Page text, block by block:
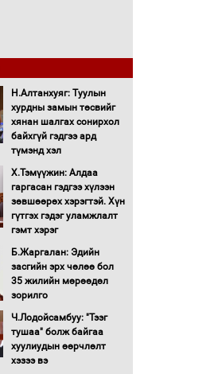
Н.Алтанхуяг: Туулын
хурдны замын төсвийг
хянан шалгах сонирхол
байхгүй гэдгээ ард
түмэнд хэл
Х.Тэмүүжин: Алдаа
гаргасан гэдгээ хүлээн
зөвшөөрөх хэрэгтэй. Хүн
гүтгэх гэдэг уламжлалт
гэмт хэрэг
Б.Жаргалан: Эдийн
засгийн эрх чөлөө бол
35 жилийн мөрөөдөл
зорилго
Ч.Лодойсамбуу: "Тээг
тушаа" болж байгаа
хуулиудын өөрчлөлт
хэзээ вэ